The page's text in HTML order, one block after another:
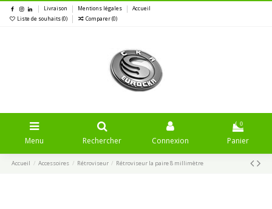
Livraison Mentions légales
Accueil
Liste de souhaits (0) Comparer (0)
Menu Rechercher Connexion
0
Panier
Accueil Accessoires Rétroviseur Rétroviseur la paire 8 millimètre